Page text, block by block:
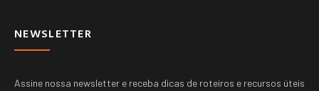
NEWSLETTER
Assine nossa newsletter e receba dicas de roteiros e recursos úteis